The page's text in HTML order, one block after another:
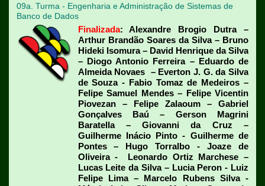
09a. Turma - Engenharia e Administração de Sistemas de
Banco de Dados
Finalizada: Alexandre Brogio Dutra –
Arthur Brandão Soares da Silva – Bruno
Hideki Isomura – David Henrique da Silva
– Diogo Antonio Ferreira – Eduardo de
Almeida Novaes – Everton J. G. da Silva
de Souza - Fabio Tomaz de Medeiros –
Felipe Samuel Mendes – Felipe Vicentin
Piovezan – Felipe Zalaoum – Gabriel
Gonçalves Baú – Gerson Magrini
Baratella – Giovanni da Cruz –
Guilherme Inácio Pinto - Guilherme de
Pontes – Hugo Torralbo - Joaze de
Oliveira - Leonardo Ortiz Marchese –
Lucas Leite da Silva – Lucia Peron - Luiz
Felipe Lima – Marcelo Rubens Silva -